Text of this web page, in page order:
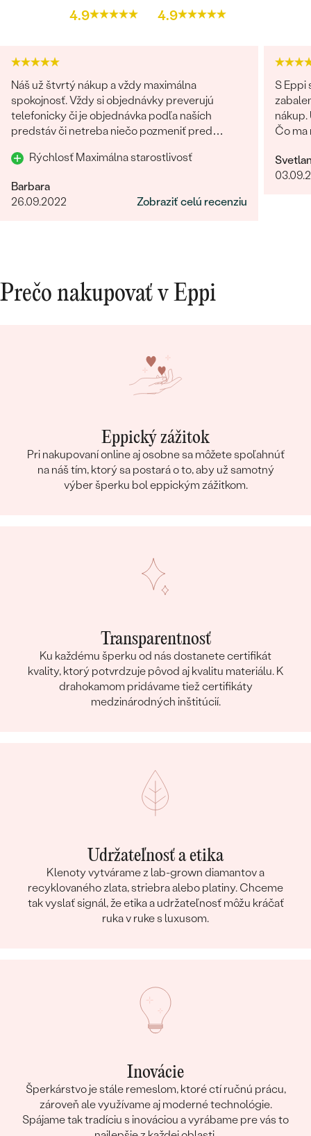
4.9 4.9
Náš už štvrtý nákup a vždy maximálna
spokojnosť. Vždy si objednávky preverujú
telefonicky či je objednávka podľa naších
predstáv či netreba niečo pozmeniť pred
Rýchlosť Maximálna starostlivosť
Barbara
26.09.2022
Zobraziť celú recenziu
S Eppi
nákup.
Čo ma
Ďakujem Eppi. PS:
fotky
Prečo nakupovať v Eppi
Eppický zážitok
Pri nakupovaní online aj osobne sa môžete spoľahnúť
na náš tím, ktorý sa postará o to, aby už samotný
výber šperku bol eppickým zážitkom.
Transparentnosť
Ku každému šperku od nás dostanete certifikát
kvality, ktorý potvrdzuje pôvod aj kvalitu materiálu. K
drahokamom pridávame tiež certifikáty
medzinárodných inštitúcií.
Udržateľnosť a etika
Klenoty vytvárame z lab-grown diamantov a
recyklovaného zlata, striebra alebo platiny. Chceme
tak vyslať signál, že etika a udržateľnosť môžu kráčať
ruka v ruke s luxusom.
Inovácie
Šperkárstvo je stále remeslom, ktoré ctí ručnú prácu,
zároveň ale využívame aj moderné technológie.
Spájame tak tradíciu s inováciou a vyrábame pre vás to